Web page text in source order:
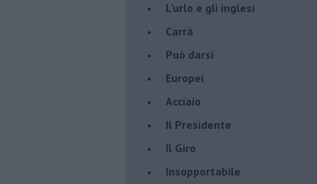
​L’urlo e gli inglesi
Carrà
Può darsi
Europei
Acciaio
Il Presidente
​Il Giro
Insopportabile